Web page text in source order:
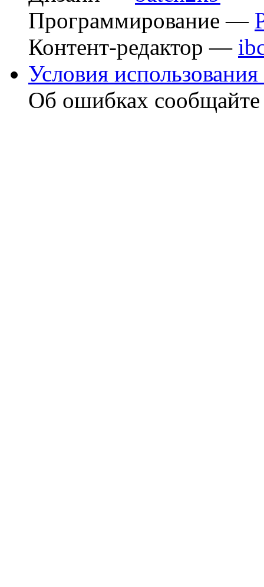
Программирование —
Контент-редактор —
Условия использования
Об ошибках